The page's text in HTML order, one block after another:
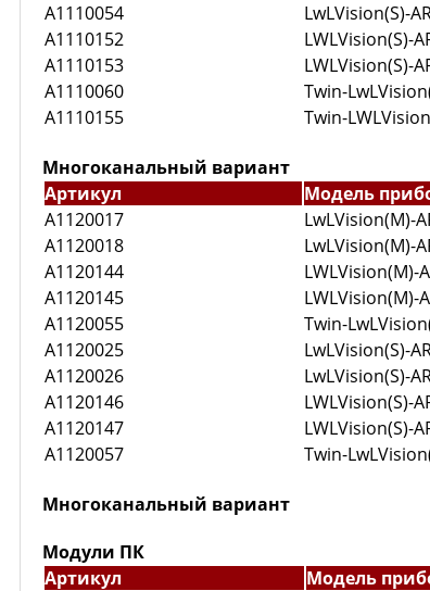
A1110054
LwLVision(S)-
A1110152
LWLVision(S)-
A1110153
LWLVision(S)-
A1110060
Twin-
A1110155
Twin-
Многоканальный вариант
Артикул
Модель
A1120017
LwLVision(M)-
A1120018
LwLVision(M)-
A1120144
LWLVision(M)-
A1120145
LWLVision(M)-
A1120055
Twin-
A1120025
LwLVision(S)-
A1120026
LwLVision(S)-
A1120146
LWLVision(S)-
A1120147
LWLVision(S)-
A1120057
Twin-
Многоканальный вариант
Модули ПК
Артикул
Модель